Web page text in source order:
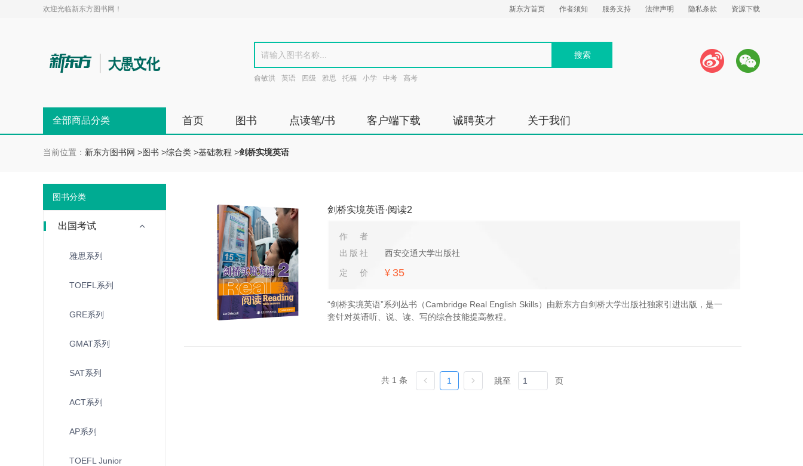
欢迎光临新东方图书网！ 新东方首页 作者须知 服务支持 法律声明 隐私条款 资源下载
俞敏洪 英语 四级 雅思 托福 小学 中考 高考
全部商品分类 首页 图书 点读笔/书 客户端下载 诚聘英才 关于我们
当前位置： 新东方图书网 >图书 >综合类 >基础教程 >剑桥实境英语
图书分类
出国考试
雅思系列
TOEFL系列
GRE系列
GMAT系列
SAT系列
ACT系列
AP系列
TOEFL Junior
剑桥实境英语·阅读2
作者
出版社
西安交通大学出版社
定价 ¥ 35
“剑桥实境英语”系列丛书（Cambridge Real English Skills）由新东方自剑桥大学出版社独家引进出版，是一
套针对英语听、说、读、写的综合技能提高教程。
共 1 条 1 跳至 页